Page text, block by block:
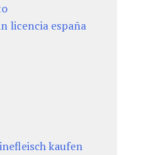
licencia españa
kaufen